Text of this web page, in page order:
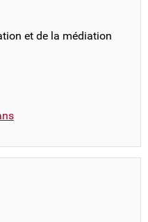
et de la médiation